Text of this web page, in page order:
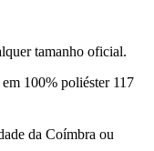
tamanho oficial.
100% poliéster 117
da Coímbra ou